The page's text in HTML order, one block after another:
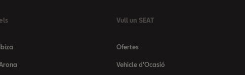
Vull un SEAT
Ofertes
Vehicle d'Ocasió